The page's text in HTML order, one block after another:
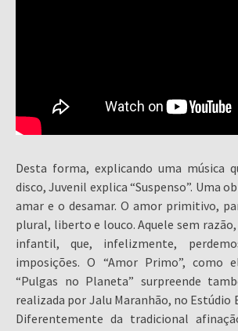
Desta forma, explicando uma música
disco, Juvenil explica “Suspenso”. Uma
amar e o desamar. O amor primitivo,
plural, liberto e louco. Aquele sem
infantil, que, infelizmente,
imposições. O “Amor Primo”, como
“Pulgas no Planeta” surpreende
realizada por Jalu Maranhão, no Estúdio
Diferentemente da tradicional